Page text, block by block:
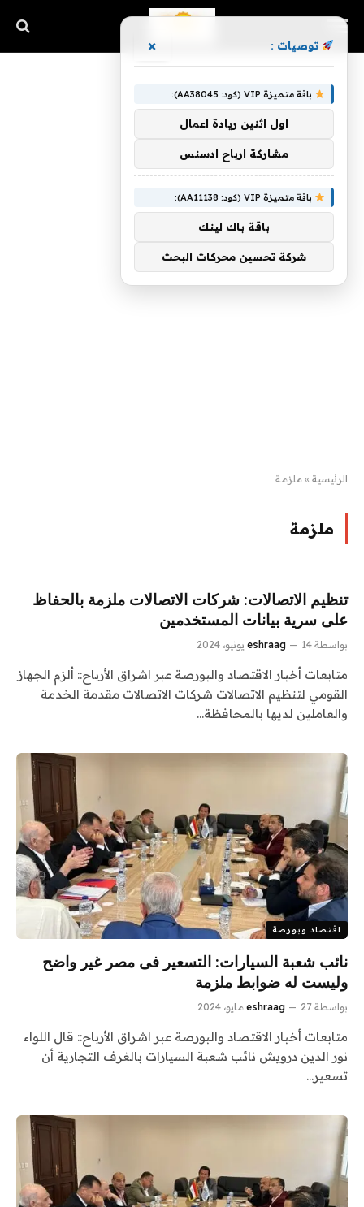
الرئيسية » ملزمة
ملزمة
تنظيم الاتصالات: شركات الاتصالات ملزمة بالحفاظ
على سرية بيانات المستخدمين
بواسطة eshraag 14 يونيو، 2024
متابعات أخبار الاقتصاد والبورصة عبر اشراق الأرباح:: ألزم الجهاز
القومي لتنظيم الاتصالات شركات الاتصالات مقدمة الخدمة
والعاملين لديها بالمحافظة…
اقتصاد وبورصة
نائب شعبة السيارات: التسعير فى مصر غير واضح
وليست له ضوابط ملزمة
بواسطة eshraag 27 مايو، 2024
متابعات أخبار الاقتصاد والبورصة عبر اشراق الأرباح:: قال اللواء
نور الدين درويش نائب شعبة السيارات بالغرف التجارية أن
تسعير…
توصيات : ×
باقة متميزة VIP (كود: AA38045):
اول اثنين ريادة اعمال
مشاركة ارباح ادسنس
باقة متميزة VIP (كود: AA11138):
باقة باك لينك
شركة تحسين محركات البحث